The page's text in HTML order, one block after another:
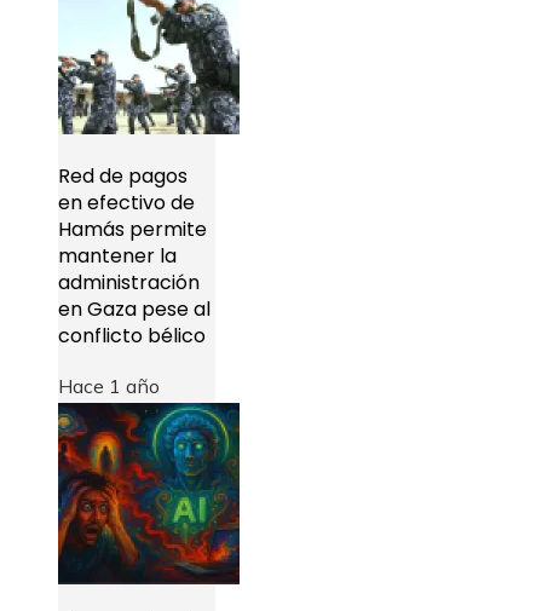
Red de pagos
en efectivo de
Hamás permite
mantener la
administración
en Gaza pese al
conflicto bélico
Hace 1 año